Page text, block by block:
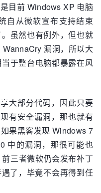
目前 Windows XP 电脑
自从微软宣布支持结束
虽然也有例外，但也就
漏洞，所以大
于整台电脑都暴露在风
大部分代码，因此只要
有安全漏洞，那也就有
果黑客发现 Windows 7
中的漏洞，那很可能也
三者微软仍会发布补丁
了，毕竟不会再得到任